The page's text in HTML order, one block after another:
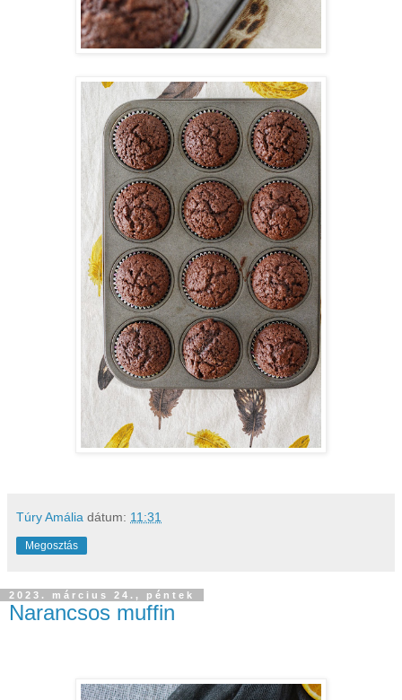
Túry Amália dátum: 11:31
Megosztás
2023. március 24., péntek
Narancsos muffin